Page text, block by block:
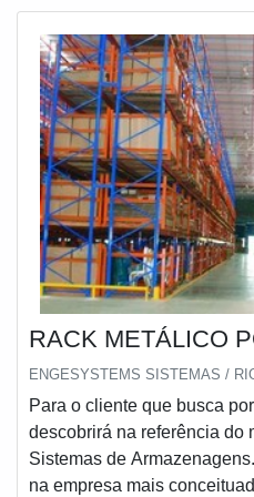
serviços e em uma
conquistas adquiridas
que hoje conta com
são realizadas as
cálculos. Tudo isso,
equipe multidisciplinar de
colaboradores eficientes,
para os clientes com
RACK METÁLICO
ENGESYSTEMS SISTEMAS /
Para o cliente que busca
descobrirá na referência do
Sistemas de
na empresa mais